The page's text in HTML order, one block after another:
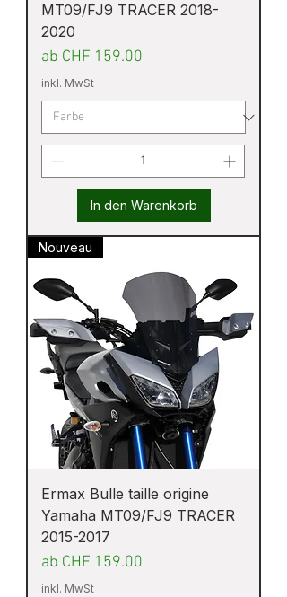
MT09/FJ9 TRACER 2018-
2020
ab CHF 159.00
Sale-Preis
inkl. MwSt
In den Warenkorb
Nouveau
Ermax Bulle taille origine
Yamaha MT09/FJ9 TRACER
2015-2017
ab CHF 159.00
Sale-Preis
inkl. MwSt